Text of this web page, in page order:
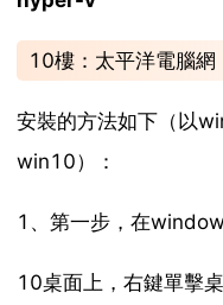
10樓：太平洋電腦網
安裝的方法如下（以
win10）：
1、第一步，在
10桌面上，右鍵單擊